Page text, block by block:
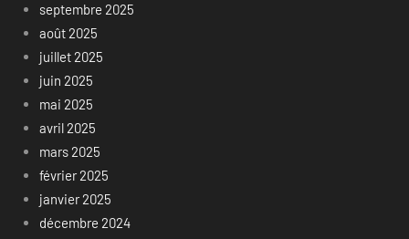
septembre 2025
août 2025
juillet 2025
juin 2025
mai 2025
avril 2025
mars 2025
février 2025
janvier 2025
décembre 2024